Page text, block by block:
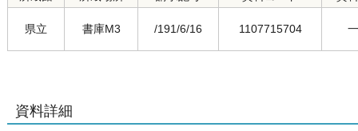
県立 書庫M3 /191/6/16 1107715704
資料詳細